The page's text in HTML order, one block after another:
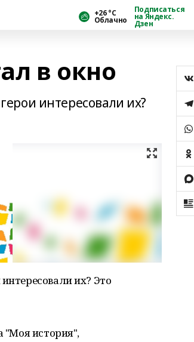
+26 °С
Облачно
Подписаться
на Яндекс.
Дзен
в окно
интересовали их?
их? Это
"Моя история",